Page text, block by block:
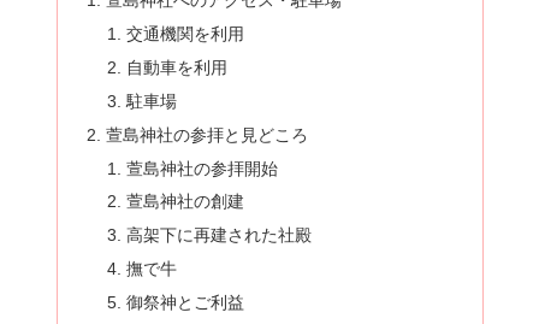
交通機関を利用
自動車を利用
駐車場
萱島神社の参拝と見どころ
萱島神社の参拝開始
萱島神社の創建
高架下に再建された社殿
撫で牛
御祭神とご利益